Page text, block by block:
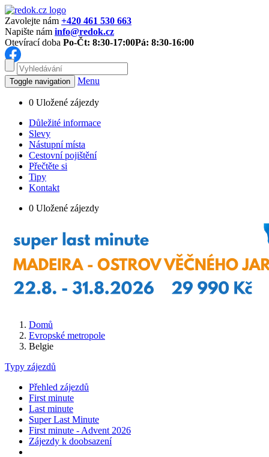
Zavolejte nám +420 461 530 663
Napište nám info@redok.cz
Otevírací doba Po-Čt: 8:30-17:00Pá: 8:30-16:00
Toggle navigation Menu
0 Uložené zájezdy
Důležité informace
Slevy
Nástupní místa
Cestovní pojištění
Přečtěte si
Tipy
Kontakt
0 Uložené zájezdy
Domů
Evropské metropole
Belgie
Typy zájezdů
Přehled zájezdů
First minute
Last minute
Super Last Minute
First minute - Advent 2026
Zájezdy k doobsazení